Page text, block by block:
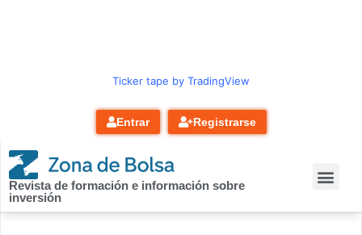
Ticker tape by TradingView
Entrar Registrarse
Revista de formación e información sobre
inversión